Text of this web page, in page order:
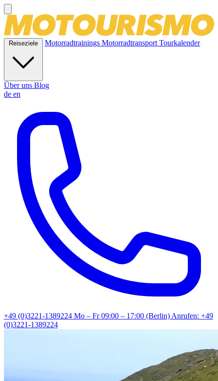
Reiseziele Motorradtrainings MotorradtransportTourkalender
Über uns Blog
de en
+49 (0)3221-1389224 Mo – Fr 09:00 – 17:00 (Berlin)Anrufen: +49
(0)3221-1389224